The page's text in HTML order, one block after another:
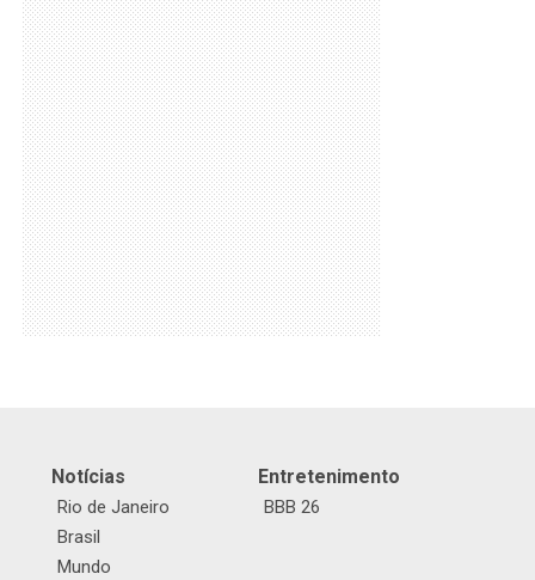
Notícias
Rio de Janeiro
Brasil
Mundo
Entretenimento
BBB 26